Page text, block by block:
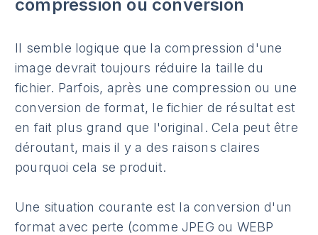
compression ou conversion
Il semble logique que la compression d'une
image devrait toujours réduire la taille du
fichier. Parfois, après une compression ou une
conversion de format, le fichier de résultat est
en fait plus grand que l'original. Cela peut être
déroutant, mais il y a des raisons claires
pourquoi cela se produit.
Une situation courante est la conversion d'un
format avec perte (comme JPEG ou WEBP